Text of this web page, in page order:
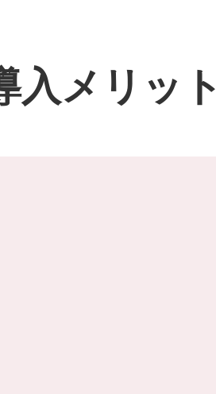
入メリット